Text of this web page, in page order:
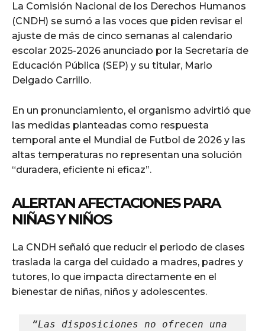
La Comisión Nacional de los Derechos Humanos
(CNDH) se sumó a las voces que piden revisar el
ajuste de más de cinco semanas al calendario
escolar 2025-2026 anunciado por la Secretaría de
Educación Pública (SEP) y su titular, Mario
Delgado Carrillo.
En un pronunciamiento, el organismo advirtió que
las medidas planteadas como respuesta
temporal ante el Mundial de Futbol de 2026 y las
altas temperaturas no representan una solución
“duradera, eficiente ni eficaz”.
ALERTAN AFECTACIONES PARA
NIÑAS Y NIÑOS
La CNDH señaló que reducir el periodo de clases
traslada la carga del cuidado a madres, padres y
tutores, lo que impacta directamente en el
bienestar de niñas, niños y adolescentes.
“Las disposiciones no ofrecen una